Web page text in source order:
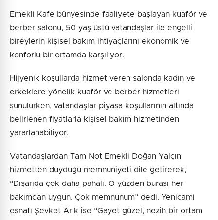
Emekli Kafe bünyesinde faaliyete başlayan kuaför ve
berber salonu, 50 yaş üstü vatandaşlar ile engelli
bireylerin kişisel bakım ihtiyaçlarını ekonomik ve
konforlu bir ortamda karşılıyor.
Hijyenik koşullarda hizmet veren salonda kadın ve
erkeklere yönelik kuaför ve berber hizmetleri
sunulurken, vatandaşlar piyasa koşullarının altında
belirlenen fiyatlarla kişisel bakım hizmetinden
yararlanabiliyor.
Vatandaşlardan Tam Not Emekli Doğan Yalçın,
hizmetten duyduğu memnuniyeti dile getirerek,
“Dışarıda çok daha pahalı. O yüzden burası her
bakımdan uygun. Çok memnunum” dedi. Yenicami
esnafı Şevket Arık ise “Gayet güzel, nezih bir ortam